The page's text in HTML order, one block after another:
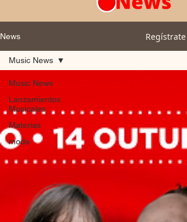
News Regístrate
Music News
Lanzamientos
Musicales
Materias
moda
Music News